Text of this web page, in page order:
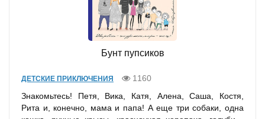
Бунт пупсиков
ДЕТСКИЕ ПРИКЛЮЧЕНИЯ
1160
Знакомьтесь! Петя, Вика, Катя, Алена, Саша, Костя,
Рита и, конечно, мама и папа! А еще три собаки, одна